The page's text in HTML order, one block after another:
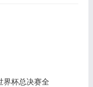
界杯总决赛全